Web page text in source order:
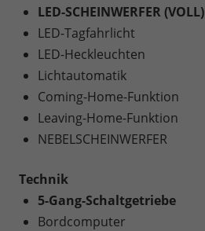
LED-SCHEINWERFER (VOLL)
LED-Tagfahrlicht
LED-Heckleuchten
Lichtautomatik
Coming-Home-Funktion
Leaving-Home-Funktion
NEBELSCHEINWERFER
Technik
5-Gang-Schaltgetriebe
Bordcomputer